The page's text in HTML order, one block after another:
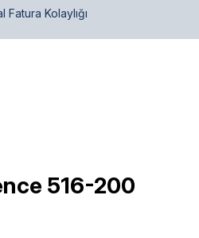
Fatura Kolaylığı
516-200